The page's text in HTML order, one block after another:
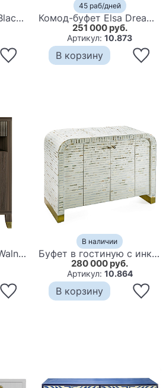
Комод Elsa Dreams Black Двухстворчатый
45 раб/дней
Комод-буфет Elsa Dreams Walnut с открытыми полками
251 000 руб.
Артикул:10.873
В корзину
Комод Elsa Dreams Walnut Двухстворчатый
В наличии
Буфет в гостиную с инкрустацией Mother of Pearl Inlay Cabinet
280 000 руб.
Артикул: 10.864
В корзину